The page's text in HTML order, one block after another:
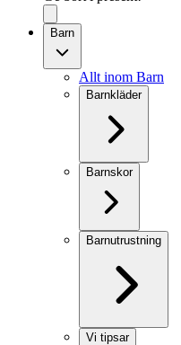
Barn
Allt inom Barn
Barnkläder
Barnskor
Barnutrustning
Vi tipsar